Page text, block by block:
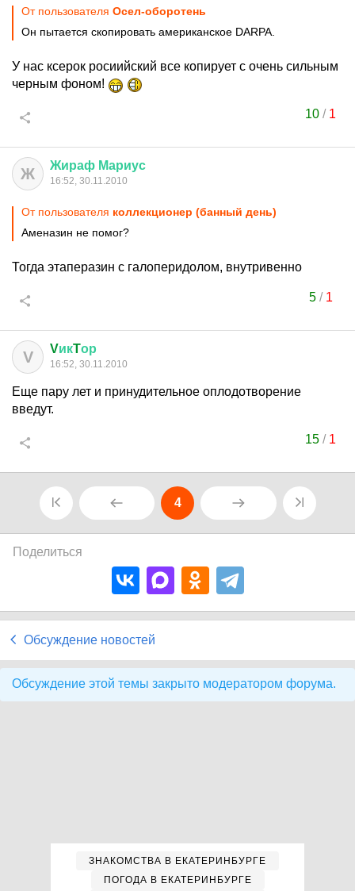
От пользователя Осел-оборотень
Он пытается скопировать американское DARPA.
У нас ксерок росиийский все копирует с очень сильным
черным фоном!
10 / 1
Ж Жираф Мариус
16:52, 30.11.2010
От пользователя коллекционер (банный день)
Аменазин не помог?
Тогда этаперазин с галоперидолом, внутривенно
5/ 1
V VикTор
16:52, 30.11.2010
Еще пару лет и принудительное оплодотворение
введут.
15 / 1
4
Поделиться
Обсуждение новостей
Обсуждение этой темы закрыто модератором форума.
ЗНАКОМСТВА В ЕКАТЕРИНБУРГЕ
ПОГОДА В ЕКАТЕРИНБУРГЕ